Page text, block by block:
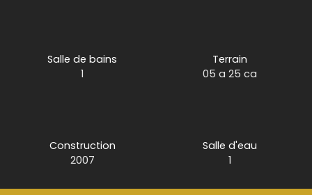
Salle de bains
1
Terrain
05 a 25 ca
Construction
2007
Salle d'eau
1